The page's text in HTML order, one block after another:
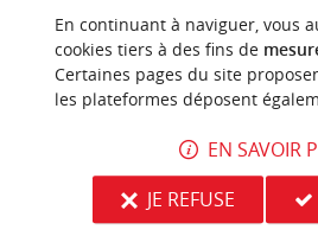
En continuant à naviguer, vous
cookies tiers à des fins de
Certaines pages du site
les plateformes déposent
EN SAVOIR
JE REFUSE